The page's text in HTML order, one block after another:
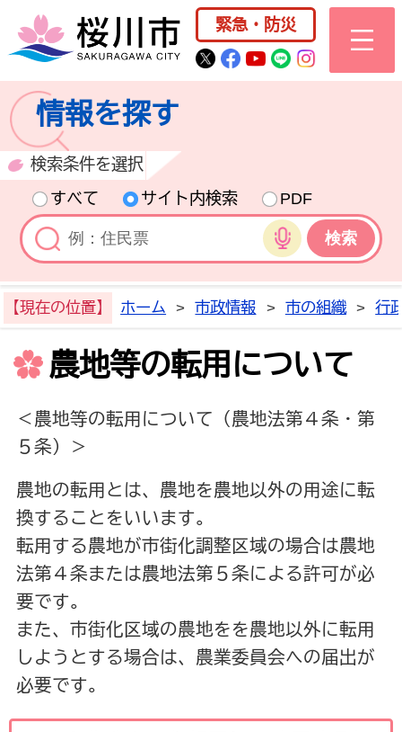
桜川市公式ホー
緊急・防災
桜川市公式Twitter
桜川市公式
桜川市公式
桜川市公式
情報を探す
検索条件を選択
すべて
サイト内検索
PDF
音声検索
【現在の位置】 ホーム > 市政情報 > 市の組織 > 行
農地等の転用について
＜農地等の転用について（農地法第４条・第
５条）＞
農地の転用とは、農地を農地以外の用途に転
換することをいいます。
転用する農地が市街化調整区域の場合は農地
法第４条または農地法第５条による許可が必
要です。
また、市街化区域の農地をを農地以外に転用
しようとする場合は、農業委員会への届出が
必要です。